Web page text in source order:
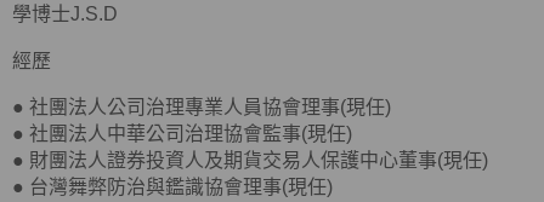
學博士J.S.D
經歷
● 社團法人公司治理專業人員協會理事(現任)
● 社團法人中華公司治理協會監事(現任)
● 財團法人證券投資人及期貨交易人保護中心董事(現任)
● 台灣舞弊防治與鑑識協會理事(現任)